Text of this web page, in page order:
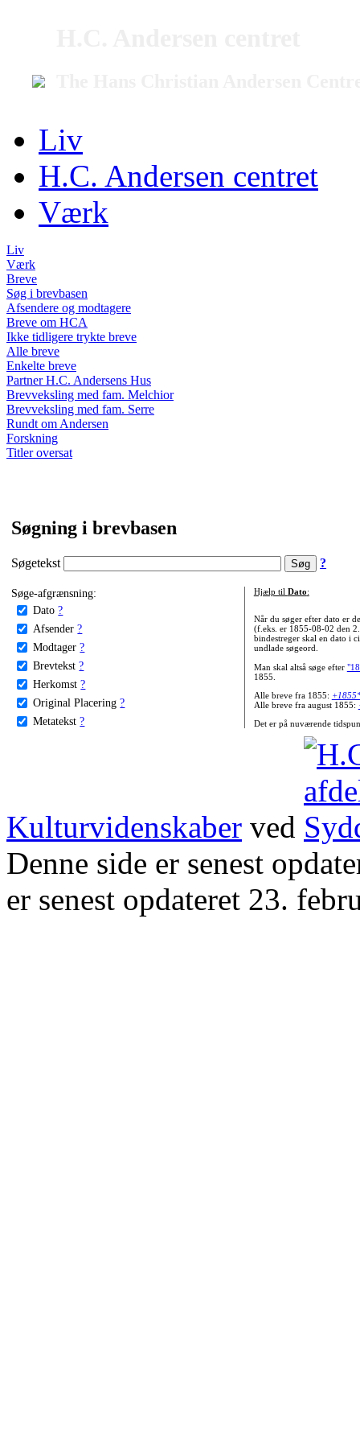
Liv
H.C. Andersen centret
Værk
Liv
Værk
Breve
Søg i brevbasen
Afsendere og modtagere
Breve om HCA
Ikke tidligere trykte breve
Alle breve
Enkelte breve
Partner H.C. Andersens Hus
Brevveksling med fam. Melchior
Brevveksling med fam. Serre
Rundt om Andersen
Forskning
Titler oversat
Søgning i brevbasen
Søgetekst ?
Søge-afgrænsning:
Dato ?
Afsender ?
Modtager ?
Brevtekst ?
Herkomst ?
Original Placering ?
Metatekst ?
Hjælp til Dato:
Når du søger efter dato er
(f.eks. er 1855-08-02 den
bindestreger skal en dato i
undlade søgeord.
Man skal altså søge efter
1855.
Alle breve fra 1855:
Alle breve fra august 1855:
Det er på nuværende
Kulturvidenskaber ved
Denne side er senest
er senest opdateret 23.